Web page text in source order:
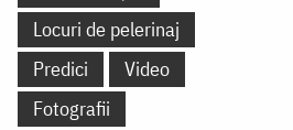
Locuri de pelerinaj
Predici
Video
Fotografii